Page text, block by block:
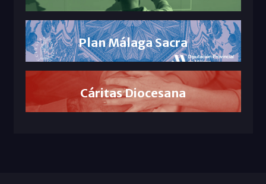
Plan Málaga Sacra
Cáritas Diocesana